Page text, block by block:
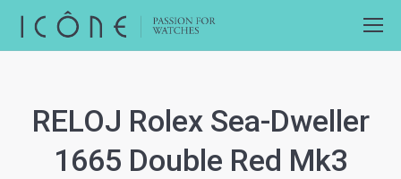
RELOJ Rolex Sea-Dweller
1665 Double Red Mk3